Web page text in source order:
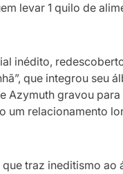
levar 1 quilo de
inédito,
que integrou seu
Azymuth gravou
um relacionamento
que traz ineditismo ao